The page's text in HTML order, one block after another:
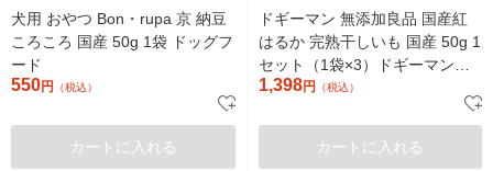
犬用 おやつ Bon・rupa 京 納豆
ころころ 国産 50g 1袋 ドッグフ
ード
550円 （税込）
カートに入れる
ドギーマン 無添加良品 国産紅
はるか 完熟干しいも 国産 50g 1
セット（1袋×3）ドギーマンハ
ヤシ 犬用 おやつ
1,398円 （税込）
カートに入れる